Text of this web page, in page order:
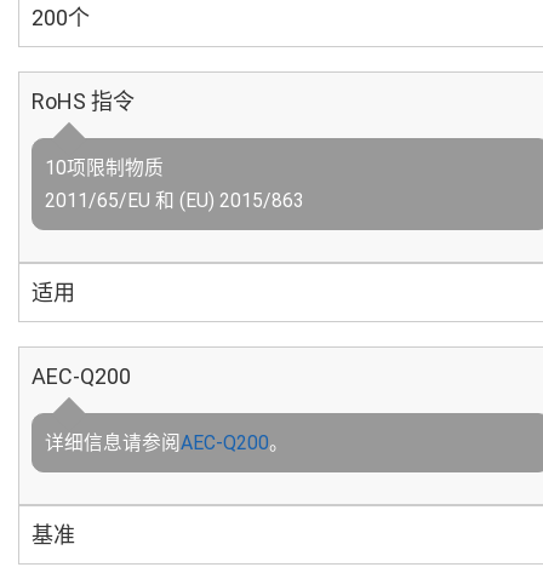
200个
RoHS 指令
10项限制物质
2011/65/EU 和 (EU) 2015/863
适用
AEC-Q200
详细信息请参阅AEC-Q200。
基准